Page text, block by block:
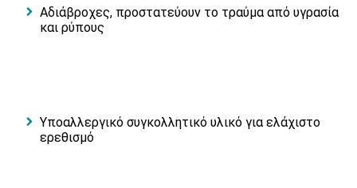
Αδιάβροχες, προστατεύουν το τραύμα από υγρασία
και ρύπους
Υποαλλεργικό συγκολλητικό υλικό για ελάχιστο
ερεθισμό